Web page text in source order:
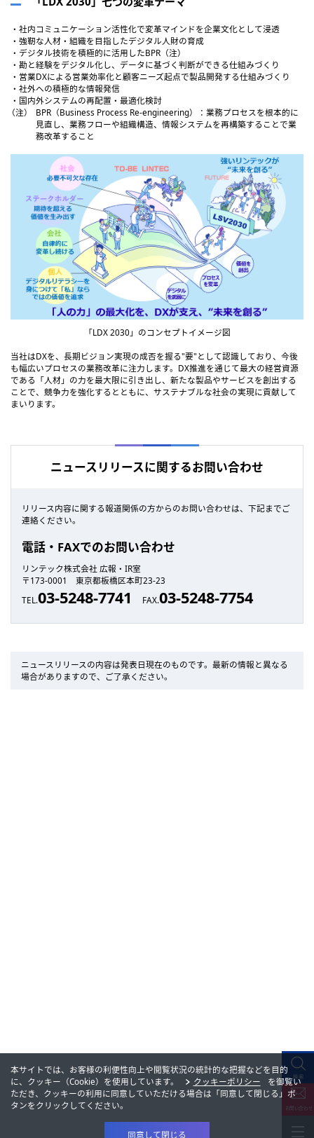
・社内コミュニケーション活性化で変革マインドを企業文化として浸透
・強靭な人材・組織を目指したデジタル人財の育成
・デジタル技術を積極的に活用したBPR（注）
・勘と経験をデジタル化し、データに基づく判断ができる仕組みづくり
・営業DXによる営業効率化と顧客ニーズ起点で製品開発する仕組みづくり
・社外への積極的な情報発信
・国内外システムの再配置・最適化検討
（注）
BPR（Business Process Re-engineering）：業務プロセスを根本的に
見直し、業務フローや組織構造、情報システムを再構築することで業
務改革すること
「LDX 2030」のコンセプトイメージ図
当社はDXを、長期ビジョン実現の成否を握る"要"として認識しており、今後
も幅広いプロセスの業務改革に注力します。DX推進を通じて最大の経営資源
である「人材」の力を最大限に引き出し、新たな製品やサービスを創出する
ことで、競争力を強化するとともに、サステナブルな社会の実現に貢献して
まいります。
ニュースリリースに関するお問い合わせ
リリース内容に関する報道関係の方からのお問い合わせは、下記までご
連絡ください。
電話・FAXでのお問い合わせ
リンテック株式会社 広報・IR室
〒173-0001 東京都板橋区本町23-23
TEL.03-5248-7741 FAX.03-5248-7754
ニュースリリースの内容は発表日現在のものです。最新の情報と異なる
場合がありますので、ご了承ください。
本サイトでは、お客様の利便性向上や閲覧状況の統計的な把握などを目的
に、クッキー（Cookie）を使用しています。
クッキーポリシー
を御覧い
ただき、クッキーの利用に同意していただける場合は「同意して閉じる」ボ
タンをクリックしてください。
同意して閉じる